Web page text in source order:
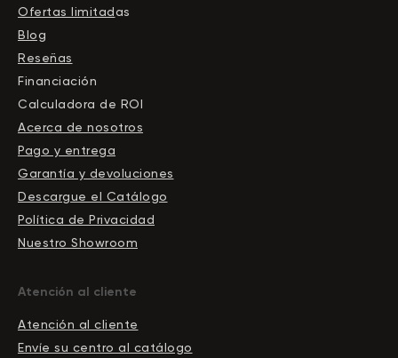
Ofertas limitadas
Blog
Reseñas
Financiación
Calculadora de ROI
Acerca de nosotros
Pago y entrega
Garantía y devoluciones
Descargue el Сatálogo
Política de Privacidad
Nuestro Showroom
Atención al cliente
Atención al cliente
Envíe su centro al catálogo